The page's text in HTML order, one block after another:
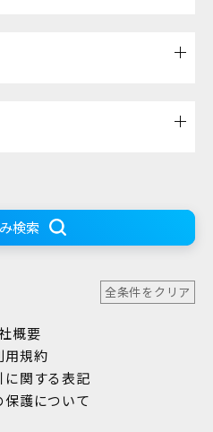
検索
全条件をクリア
概要
用規約
に関する表記
保護について